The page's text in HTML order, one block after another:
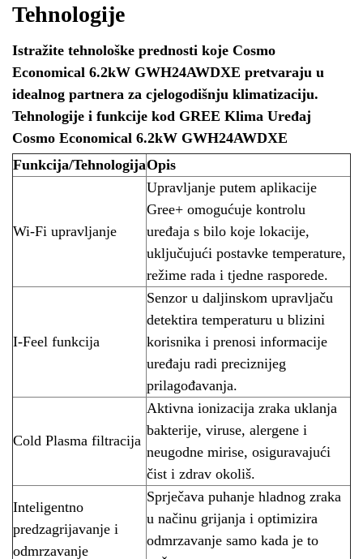
Tehnologije
Istražite tehnološke prednosti koje Cosmo
Economical 6.2kW GWH24AWDXE pretvaraju u
idealnog partnera za cjelogodišnju klimatizaciju.
Tehnologije i funkcije kod GREE Klima Uređaj
Cosmo Economical 6.2kW GWH24AWDXE
Funkcija/TehnologijaOpis
Wi-Fi upravljanje
Upravljanje putem aplikacije
Gree+ omogućuje kontrolu
uređaja s bilo koje lokacije,
uključujući postavke temperature,
režime rada i tjedne rasporede.
I-Feel funkcija
Senzor u daljinskom upravljaču
detektira temperaturu u blizini
korisnika i prenosi informacije
uređaju radi preciznijeg
prilagođavanja.
Cold Plasma filtracija
Aktivna ionizacija zraka uklanja
bakterije, viruse, alergene i
neugodne mirise, osiguravajući
čist i zdrav okoliš.
Inteligentno
predzagrijavanje i
odmrzavanje
Sprječava puhanje hladnog zraka
u načinu grijanja i optimizira
odmrzavanje samo kada je to